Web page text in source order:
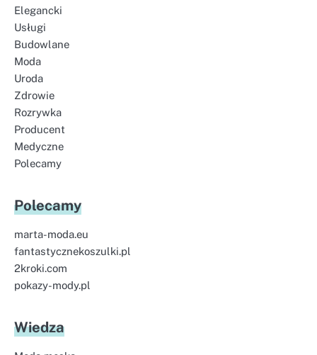
Elegancki
Usługi
Budowlane
Moda
Uroda
Zdrowie
Rozrywka
Producent
Medyczne
Polecamy
Polecamy
marta-moda.eu
fantastycznekoszulki.pl
2kroki.com
pokazy-mody.pl
Wiedza